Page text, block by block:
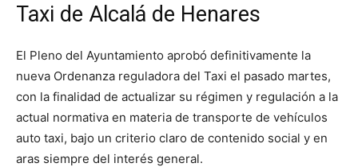
Taxi de Alcalá de Henares
El Pleno del Ayuntamiento aprobó definitivamente la
nueva Ordenanza reguladora del Taxi el pasado martes,
con la finalidad de actualizar su régimen y regulación a la
actual normativa en materia de transporte de vehículos
auto taxi, bajo un criterio claro de contenido social y en
aras siempre del interés general.